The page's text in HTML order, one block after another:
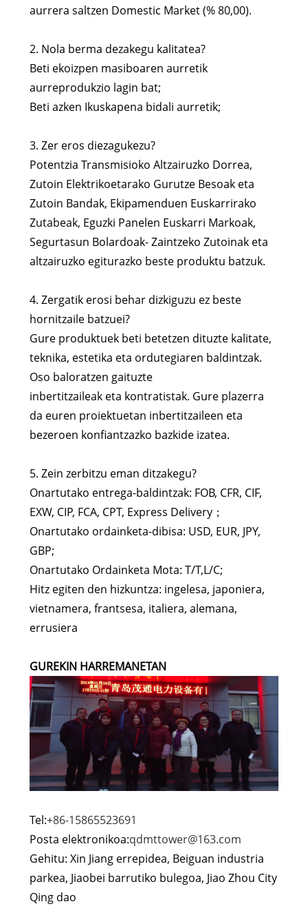
aurrera saltzen Domestic Market (% 80,00).
2. Nola berma dezakegu kalitatea?
Beti ekoizpen masiboaren aurretik
aurreprodukzio lagin bat;
Beti azken Ikuskapena bidali aurretik;
3. Zer eros diezagukezu?
Potentzia Transmisioko Altzairuzko Dorrea,
Zutoin Elektrikoetarako Gurutze Besoak eta
Zutoin Bandak, Ekipamenduen Euskarrirako
Zutabeak, Eguzki Panelen Euskarri Markoak,
Segurtasun Bolardoak- Zaintzeko Zutoinak eta
altzairuzko egiturazko beste produktu batzuk.
4. Zergatik erosi behar dizkiguzu ez beste
hornitzaile batzuei?
Gure produktuek beti betetzen dituzte kalitate,
teknika, estetika eta ordutegiaren baldintzak.
Oso baloratzen gaituzte
inbertitzaileak eta kontratistak. Gure plazerra
da euren proiektuetan inbertitzaileen eta
bezeroen konfiantzazko bazkide izatea.
5. Zein zerbitzu eman ditzakegu?
Onartutako entrega-baldintzak: FOB, CFR, CIF,
EXW, CIP, FCA, CPT, Express Delivery；
Onartutako ordainketa-dibisa: USD, EUR, JPY,
GBP;
Onartutako Ordainketa Mota: T/T,L/C;
Hitz egiten den hizkuntza: ingelesa, japoniera,
vietnamera, frantsesa, italiera, alemana,
errusiera
GUREKIN HARREMANETAN
Tel:+86-15865523691
Posta elektronikoa:qdmttower@163.com
Gehitu: Xin Jiang errepidea, Beiguan industria
parkea, Jiaobei barrutiko bulegoa, Jiao Zhou City
Qing dao